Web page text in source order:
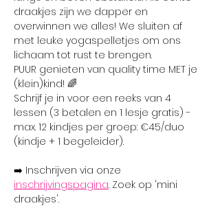
draakjes zijn we dapper en
overwinnen we alles! We sluiten af
met leuke yogaspelletjes om ons
lichaam tot rust te brengen.
PUUR genieten van quality time MET je
(klein)kind! 🌈
Schrijf je in voor een reeks van 4
lessen (3 betalen en 1 lesje gratis) -
max. 12 kindjes per groep: €45/duo
(kindje + 1 begeleider).
➡️ Inschrijven via onze
inschrijvingspagina. Zoek op 'mini
draakjes'.